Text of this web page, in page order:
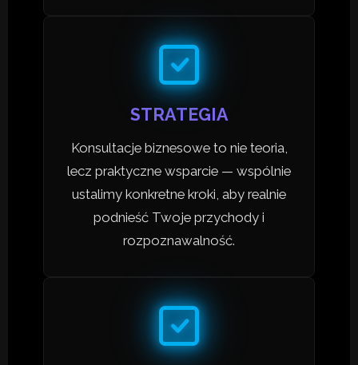
STRATEGIA
Konsultacje biznesowe to nie teoria,
lecz praktyczne wsparcie — wspólnie
ustalimy konkretne kroki, aby realnie
podnieść Twoje przychody i
rozpoznawalność.